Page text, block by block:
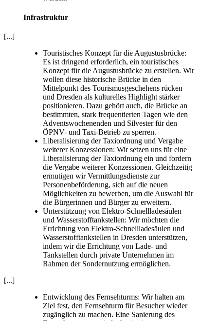
Infrastruktur
[...]
Touristisches Konzept für die Augustusbrücke:
Es ist dringend erforderlich, ein touristisches
Konzept für die Augustusbrücke zu erstellen. Wir
wollen diese historische Brücke in den
Mittelpunkt des Tourismusgeschehens rücken
und Dresden als kulturelles Highlight stärker
positionieren. Dazu gehört auch, die Brücke an
bestimmten, stark frequentierten Tagen wie den
Adventswochenenden und Silvester für den
ÖPNV- und Taxi-Betrieb zu sperren.
Liberalisierung der Taxiordnung und Vergabe
weiterer Konzessionen: Wir setzen uns für eine
Liberalisierung der Taxiordnung ein und fordern
die Vergabe weiterer Konzessionen. Gleichzeitig
ermutigen wir Vermittlungsdienste zur
Personenbeförderung, sich auf die neuen
Möglichkeiten zu bewerben, um die Auswahl für
die Bürgerinnen und Bürger zu erweitern.
Unterstützung von Elektro-Schnellladesäulen
und Wasserstofftankstellen: Wir möchten die
Errichtung von Elektro-Schnellladesäulen und
Wasserstofftankstellen in Dresden unterstützen,
indem wir die Errichtung von Lade- und
Tankstellen durch private Unternehmen im
Rahmen der Sondernutzung ermöglichen.
[...]
Entwicklung des Fernsehturms: Wir halten am
Ziel fest, den Fernsehturm für Besucher wieder
zugänglich zu machen. Eine Sanierung des